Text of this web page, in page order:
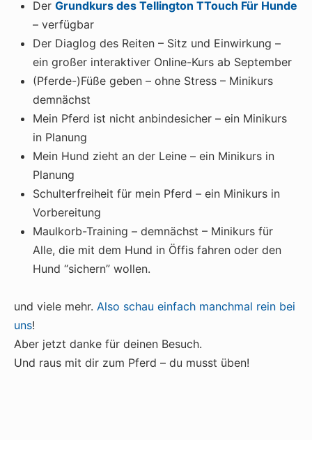
Der Grundkurs des Tellington TTouch Für Hunde
– verfügbar
Der Diaglog des Reiten – Sitz und Einwirkung –
ein großer interaktiver Online-Kurs ab September
(Pferde-)Füße geben – ohne Stress – Minikurs
demnächst
Mein Pferd ist nicht anbindesicher – ein Minikurs
in Planung
Mein Hund zieht an der Leine – ein Minikurs in
Planung
Schulterfreiheit für mein Pferd – ein Minikurs in
Vorbereitung
Maulkorb-Training – demnächst – Minikurs für
Alle, die mit dem Hund in Öffis fahren oder den
Hund “sichern” wollen.
und viele mehr. Also schau einfach manchmal rein bei
uns!
Aber jetzt danke für deinen Besuch.
Und raus mit dir zum Pferd – du musst üben!